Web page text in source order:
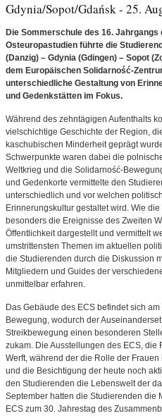
Gdynia/Sopot/Gdańsk - 25.
Die Sommerschule des 16.
Osteuropastudien führte die
(Danzig) – Gdynia (Gdingen) – Sopot
dem Europäischen Solidarność-
unterschiedliche Gestaltung von
und Gedenkstätten im Fokus.
Während des zehntägigen Aufenthalts
vielschichtige Geschichte der Region,
kaschubischen Minderheit geprägt
Schwerpunkte waren dabei die
Weltkrieg und die Solidarność-
und Gedenkorte vermittelte den
unterschiedlich und vor welchen
Erinnerungskultur gestaltet wird. Wie
besonders die Ereignisse des Zweiten
Öffentlichkeit dargestellt und vermittelt
umstrittensten Themen im aktuellen
die Studierenden durch die Diskussion
Mitgliedern und Guides der
unmittelbar erfahren.
Das Gebäude des ECS befindet sich
Bewegung, wodurch der
Streikbewegung einen besonderen
zukam. Die Ausstellungen des ECS,
Werft, während der die Rolle der
und die Besichtigung der heute noch
den Studierenden die Lebenswelt der
September hatten die Studierenden die
ECS zum 30. Jahrestag des